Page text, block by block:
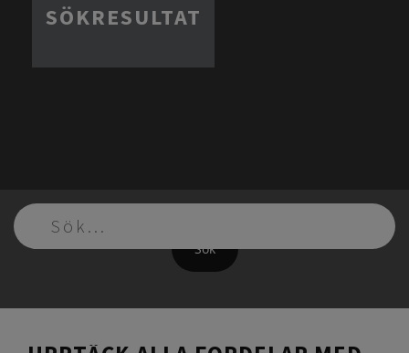
SÖKRESULTAT
Sök